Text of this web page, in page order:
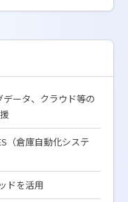
データ、クラウド等の
（倉庫自動化システ
ドを活用